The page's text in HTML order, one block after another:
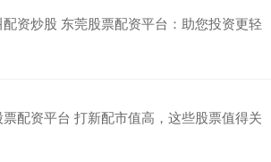
资炒股 东莞股票配资平台：助您投资更轻
配资平台 打新配市值高，这些股票值得关